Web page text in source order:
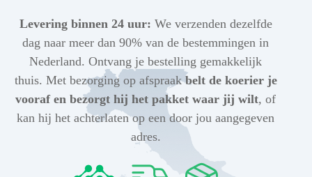
Levering binnen 24 uur: We verzenden dezelfde
dag naar meer dan 90% van de bestemmingen in
Nederland. Ontvang je bestelling gemakkelijk
thuis. Met bezorging op afspraakbelt de koerier je
vooraf en bezorgt hij het pakket waar jij wilt, of
kan hij het achterlaten op een door jou aangegeven
adres.